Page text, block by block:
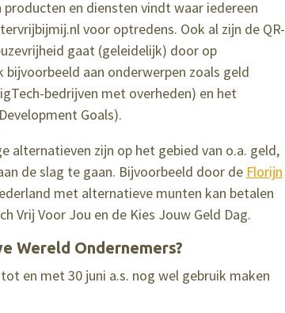
en diensten vindt waar iedereen
voor optredens. Ook al zijn de QR-
gaat (geleidelijk) door op
bijvoorbeeld aan onderwerpen zoals geld
bedrijven met overheden) en het
Goals).
alternatieven zijn op het gebied van o.a. geld,
de slag te gaan. Bijvoorbeeld door de Florijn
met alternatieve munten kan betalen
Vrij Voor Jou en de Kies Jouw Geld Dag.
Wereld Ondernemers?
en met 30 juni a.s. nog wel gebruik maken